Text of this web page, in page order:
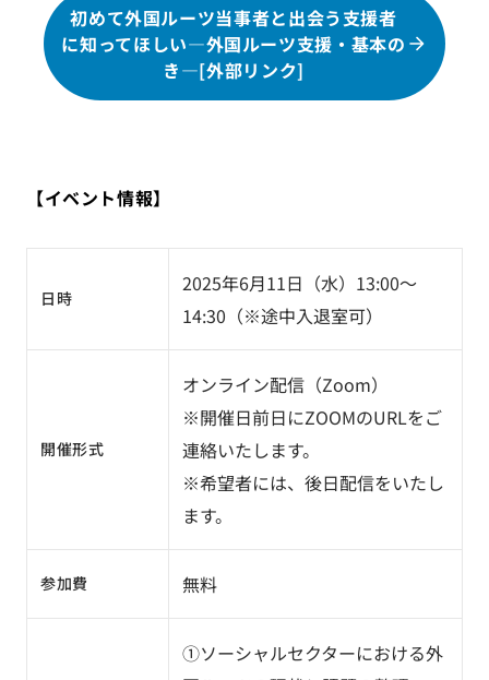
初めて外国ルーツ当事者と出会う支援者
に知ってほしい―外国ルーツ支援・基本の
き―[外部リンク]
【イベント情報】
日時
2025年6月11日（水）13:00～
14:30（※途中入退室可）
開催形式
オンライン配信（Zoom）
※開催日前日にZOOMのURLをご
連絡いたします。
※希望者には、後日配信をいたし
ます。
参加費 無料
①ソーシャルセクターにおける外